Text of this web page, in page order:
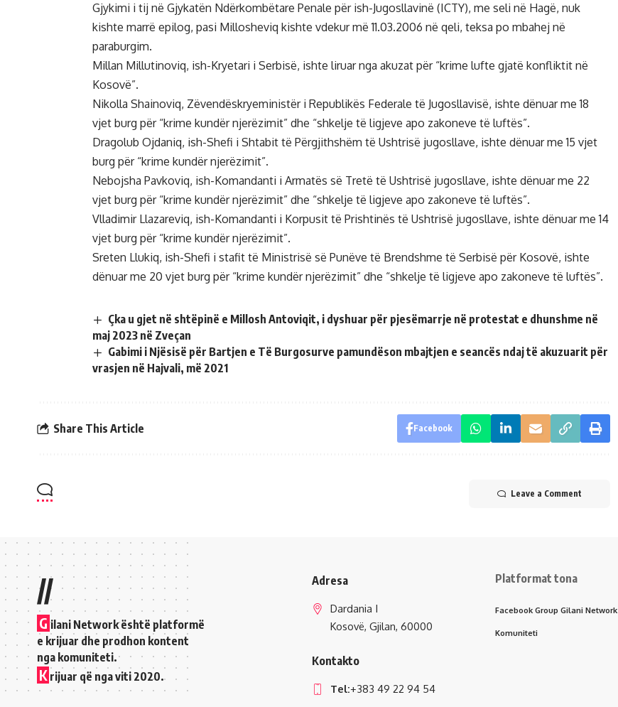
Gjykimi i tij në Gjykatën Ndërkombëtare Penale për ish-Jugosllavinë (ICTY), me seli në Hagë, nuk
kishte marrë epilog, pasi Millosheviq kishte vdekur më 11.03.2006 në qeli, teksa po mbahej në
paraburgim.
Millan Millutinoviq, ish-Kryetari i Serbisë, ishte liruar nga akuzat për “krime lufte gjatë konfliktit në
Kosovë”.
Nikolla Shainoviq, Zëvendëskryeministër i Republikës Federale të Jugosllavisë, ishte dënuar me 18
vjet burg për “krime kundër njerëzimit” dhe “shkelje të ligjeve apo zakoneve të luftës”.
Dragolub Ojdaniq, ish-Shefi i Shtabit të Përgjithshëm të Ushtrisë jugosllave, ishte dënuar me 15 vjet
burg për “krime kundër njerëzimit”.
Nebojsha Pavkoviq, ish-Komandanti i Armatës së Tretë të Ushtrisë jugosllave, ishte dënuar me 22
vjet burg për “krime kundër njerëzimit” dhe “shkelje të ligjeve apo zakoneve të luftës”.
Vlladimir Llazareviq, ish-Komandanti i Korpusit të Prishtinës të Ushtrisë jugosllave, ishte dënuar me 14
vjet burg për “krime kundër njerëzimit”.
Sreten Llukiq, ish-Shefi i stafit të Ministrisë së Punëve të Brendshme të Serbisë për Kosovë, ishte
dënuar me 20 vjet burg për “krime kundër njerëzimit” dhe “shkelje të ligjeve apo zakoneve të luftës”.
Çka u gjet në shtëpinë e Millosh Antoviqit, i dyshuar për pjesëmarrje në protestat e dhunshme në
maj 2023 në Zveçan
Gabimi i Njësisë për Bartjen e Të Burgosurve pamundëson mbajtjen e seancës ndaj të akuzuarit për
vrasjen në Hajvali, më 2021
Share This Article Facebook
Leave a Comment
//
G ilani Network është platformë
e krijuar dhe prodhon kontent
nga komuniteti.
K rijuar që nga viti 2020.
Adresa
Dardania I
Kosovë, Gjilan, 60000
Kontakto
Tel:+383 49 22 94 54
Platformat tona
Facebook Group Gilani Network
Komuniteti